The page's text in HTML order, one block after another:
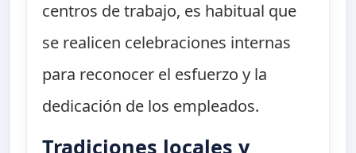
centros de trabajo, es habitual que
se realicen celebraciones internas
para reconocer el esfuerzo y la
dedicación de los empleados.
Tradiciones locales y